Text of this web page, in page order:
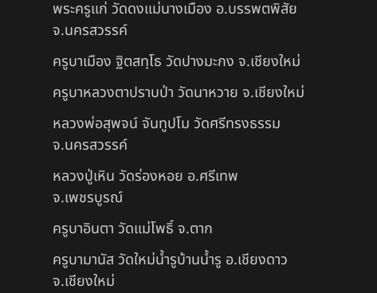
พระครูแก่ วัดดงแม่นางเมือง อ.บรรพตพิสัย
จ.นครสวรรค์
ครูบาเมือง ฐิตสทฺโธ วัดปางมะกง จ.เชียงใหม่
ครูบาหลวงตาปราบป่า วัดนาหวาย จ.เชียงใหม่
หลวงพ่อสุพจน์ จันทูปโม วัดศรีทรงธรรม
จ.นครสวรรค์
หลวงปู่เหิน วัดร่องหอย อ.ศรีเทพ
จ.เพชรบูรณ์
ครูบาอินตา วัดแม่โพธิ์ จ.ตาก
ครูบามานัส วัดใหม่น้ำรูบ้านน้ำรู อ.เชียงดาว
จ.เชียงใหม่